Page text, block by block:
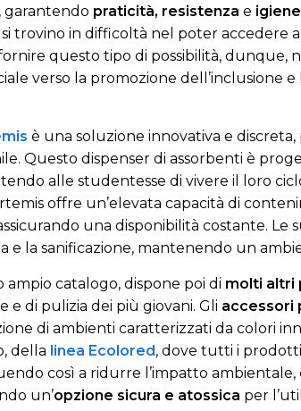
, garantendo praticità, resistenza e igiene
trovino in difficoltà nel poter accedere
questo tipo di possibilità, dunque,
verso la promozione dell’inclusione
è una soluzione innovativa e discreta,
Questo dispenser di assorbenti è
alle studentesse di vivere il loro
offre un’elevata capacità di
una disponibilità costante. Le
e la sanificazione, mantenendo un
ampio catalogo, dispone poi di molti altri
e di pulizia dei più giovani. Gli accessori
di ambienti caratterizzati da colori
della linea Ecolored, dove tutti i
così a ridurre l’impatto ambientale,
un’opzione sicura e atossica per